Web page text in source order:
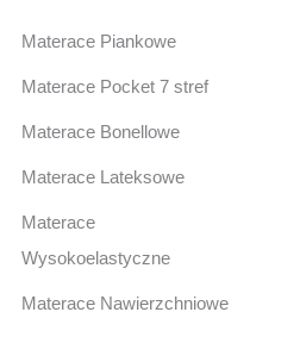
Materace Piankowe
Materace Pocket 7 stref
Materace Bonellowe
Materace Lateksowe
Materace
Wysokoelastyczne
Materace Nawierzchniowe